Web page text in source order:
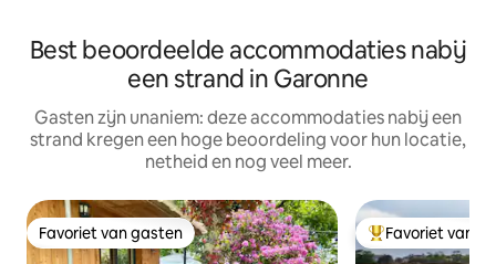
Best beoordeelde accommodaties nabij
een strand in Garonne
Gasten zijn unaniem: deze accommodaties nabij een
strand kregen een hoge beoordeling voor hun locatie,
netheid en nog veel meer.
Favoriet van gasten
Favoriet van gasten Topfavoriet van
Favoriet van